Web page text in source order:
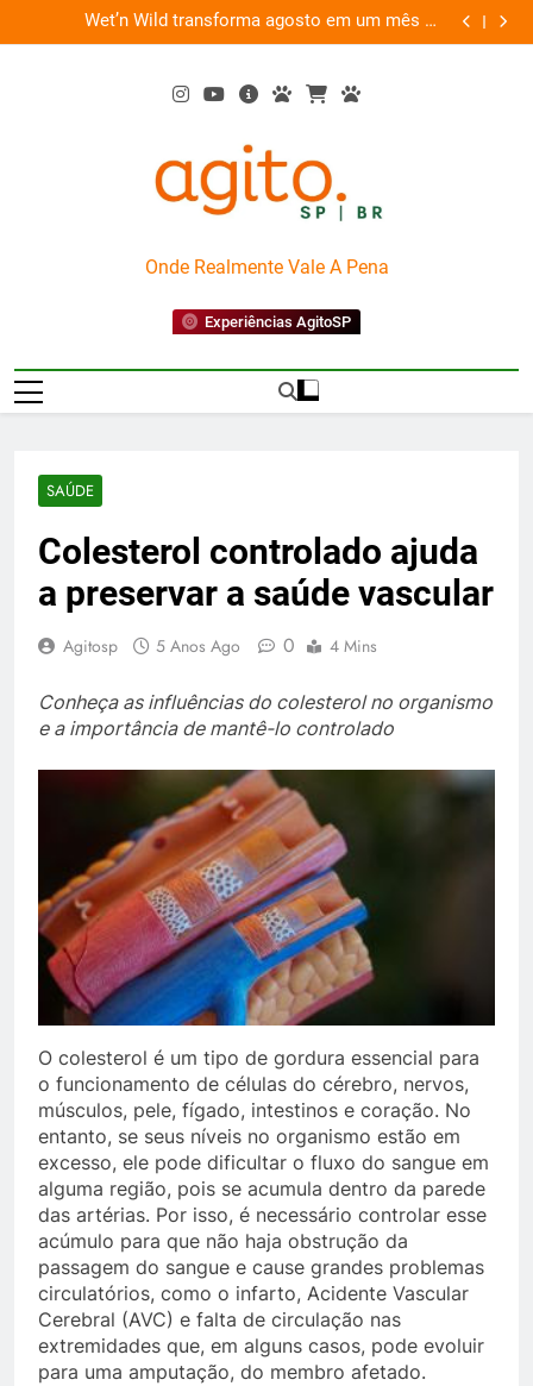
to
Wet’n Wild transforma agosto em um mês de
diversão e conexão
“Led
AgitoSP
Onde Realmente Vale A Pena
Experiências AgitoSP
SAÚDE
Colesterol controlado ajuda
a preservar a saúde vascular
Agitosp 5 Anos Ago 0 4 Mins
Conheça as influências do colesterol no organismo
e a importância de mantê-lo controlado
O colesterol é um tipo de gordura essencial para
o funcionamento de células do cérebro, nervos,
músculos, pele, fígado, intestinos e coração. No
entanto, se seus níveis no organismo estão em
excesso, ele pode dificultar o fluxo do sangue em
alguma região, pois se acumula dentro da parede
das artérias. Por isso, é necessário controlar esse
acúmulo para que não haja obstrução da
passagem do sangue e cause grandes problemas
circulatórios, como o infarto, Acidente Vascular
Cerebral (AVC) e falta de circulação nas
extremidades que, em alguns casos, pode evoluir
para uma amputação, do membro afetado.